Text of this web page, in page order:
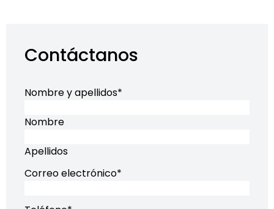
Contáctanos
Nombre y apellidos*
Nombre
Apellidos
Correo electrónico*